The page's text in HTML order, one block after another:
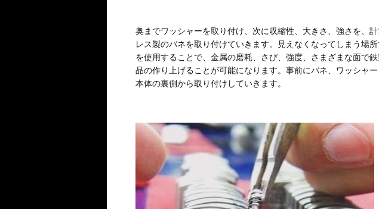
奥までワッシャーを取り付け、次に収縮性、大きさ、強さを、
レス製のバネを取り付けていきます。見えなくなってしまう場
を使用することで、金属の磨耗、さび、強度、さまざまな面で
品の作り上げることが可能になります。事前にバネ、ワッシャ
本体の裏側から取り付けしていきます。